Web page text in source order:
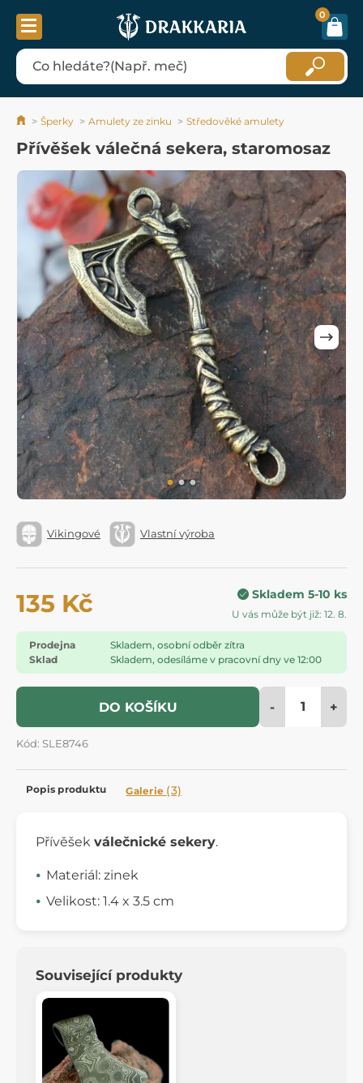
0
Šperky Amulety ze zinku Středověké amulety
Přívěšek válečná sekera, staromosaz
Vikingové Vlastní výroba
135 Kč Skladem 5-10 ks
U vás může být již: 12. 8.
Prodejna
Skladem, osobní odběr zítra
Sklad
Skladem, odesíláme v pracovní dny ve 12:00
DO KOŠÍKU - +
Kód: SLE8746
Popis produktu Galerie (3)
Přívěšek válečnické sekery.
Materiál: zinek
Velikost: 1.4 x 3.5 cm
Související produkty